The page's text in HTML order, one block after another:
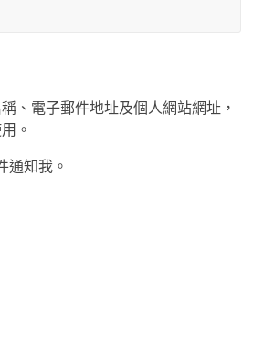
、電子郵件地址及個人網站網址，
。
通知我。